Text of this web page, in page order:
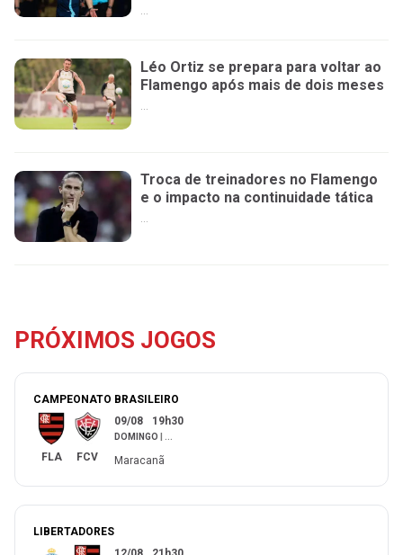
...
Léo Ortiz se prepara para voltar ao
Flamengo após mais de dois meses
Troca de treinadores no Flamengo
e o impacto na continuidade tática
...
PRÓXIMOS JOGOS
CAMPEONATO BRASILEIRO
FLA FCV
09/08 19h30
DOMINGO
Maracanã
LIBERTADORES